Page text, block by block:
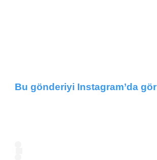
Bu gönderiyi Instagram’da gör